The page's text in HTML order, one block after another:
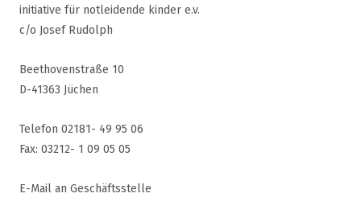
initiative für notleidende kinder e.v.
c/o Josef Rudolph
Beethovenstraße 10
D-41363 Jüchen
Telefon 02181- 49 95 06
Fax: 03212- 1 09 05 05
E-Mail an Geschäftsstelle